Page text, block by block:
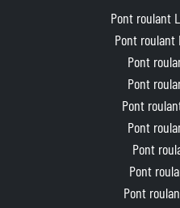
Contactez-nous
Nos équipes sont à votre écoute
projet de levage industriel, qu’il
installation neuve,
projet spécifique à
maintenancesur un
Pont roulant
Pont roulant
Pont
Pont
Pont
Pont
Pont
Pont
Pont